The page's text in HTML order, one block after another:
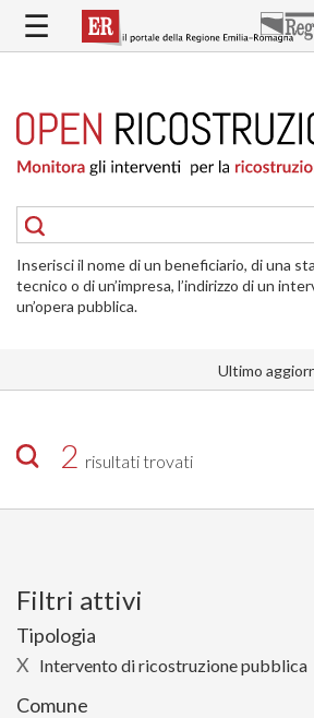
contenuto
RICOSTRUZIONE
PUBBLICA
DELLE
ABITAZIONI
RICOSTRUZIONE
ATTIVITÀ
INTERVENTI
SI
☰
Inserisci il nome di un beneficiario, di una
tecnico o di un’impresa, l’indirizzo di un
un’opera pubblica.
Ultimo
2 risultati trovati
Filtri attivi
Tipologia
X Intervento di ricostruzione pubblica
Comune